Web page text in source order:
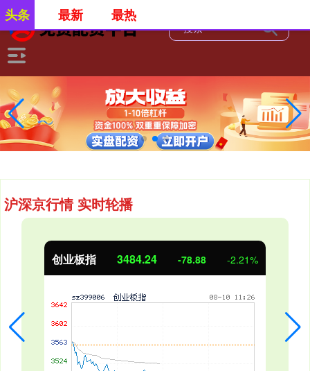
沪深京行情 实时轮播
-2.23% 基金指数 7241.41
头条 最新 最热